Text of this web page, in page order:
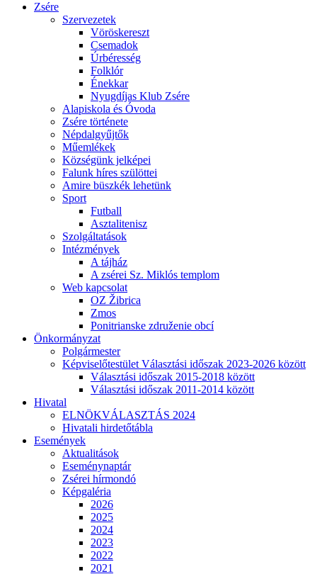
Zsére
Szervezetek
Vöröskereszt
Csemadok
Úrbéresség
Folklór
Énekkar
Nyugdíjas Klub Zsére
Alapiskola és Óvoda
Zsére története
Népdalgyűjtők
Műemlékek
Községünk jelképei
Falunk híres szülöttei
Amire büszkék lehetünk
Sport
Futball
Asztalitenisz
Szolgáltatások
Intézmények
A tájház
A zsérei Sz. Miklós templom
Web kapcsolat
OZ Žibrica
Zmos
Ponitrianske združenie obcí
Önkormányzat
Polgármester
Képviselőtestület Választási időszak 2023-2026 között
Választási időszak 2015-2018 között
Választási időszak 2011-2014 között
Hivatal
ELNÖKVÁLASZTÁS 2024
Hivatali hirdetőtábla
Események
Aktualitások
Eseménynaptár
Zsérei hírmondó
Képgaléria
2026
2025
2024
2023
2022
2021